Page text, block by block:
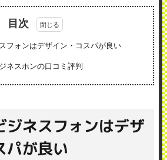
目次
フォンはデザイン・コスパが良い
ネスホンの口コミ評判
パが良い